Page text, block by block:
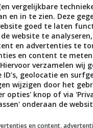
koop in de Benelux
16 JUNI 2021
vergelijkbare
en in te zien. Deze
goed te laten
website te analyseren,
en advertenties te
en content te
verzamelen wij
geolocatie en
wijzigen door het
opties' knop of via
onderaan de
en content,